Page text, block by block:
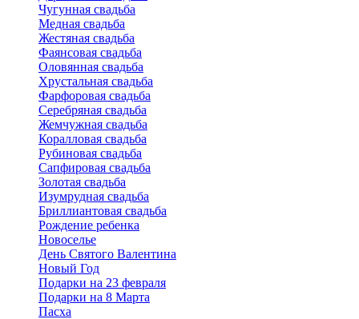
Чугунная свадьба
Медная свадьба
Жестяная свадьба
Фаянсовая свадьба
Оловянная свадьба
Хрустальная свадьба
Фарфоровая свадьба
Серебряная свадьба
Жемчужная свадьба
Коралловая свадьба
Рубиновая свадьба
Сапфировая свадьба
Золотая свадьба
Изумрудная свадьба
Бриллиантовая свадьба
Рождение ребенка
Новоселье
День Святого Валентина
Новый Год
Подарки на 23 февраля
Подарки на 8 Марта
Пасха